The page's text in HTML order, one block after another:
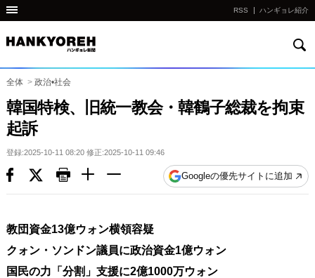
他
国
の
サ
イ
ト
の
リ
ク
다
른
RSS ハンギョレ紹介
全体 > 政治•社会
韓国特検、旧統一教会・韓鶴子総裁を拘束
起訴
登録:2025-10-11 08:20 修正:2025-10-11 09:46
Googleの優先サイトに追加
教団資金13億ウォン横領容疑
クォン・ソンドン議員に政治資金1億ウォン
国民の力「分割」支援に2億1000万ウォン